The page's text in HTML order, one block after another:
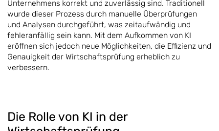
Unternehmens korrekt und zuverlässig sind. Traditionell
wurde dieser Prozess durch manuelle Überprüfungen
und Analysen durchgeführt, was zeitaufwändig und
fehleranfällig sein kann. Mit dem Aufkommen von KI
eröffnen sich jedoch neue Möglichkeiten, die Effizienz und
Genauigkeit der Wirtschaftsprüfung erheblich zu
verbessern.
Die Rolle von KI in der